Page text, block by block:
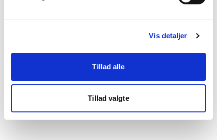
Vis detaljer
Tillad alle
Tillad valgte